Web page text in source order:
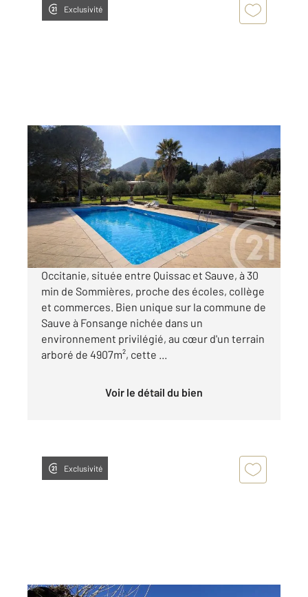
Exclusivité
SAUVE 30
200,92 m2, 8 pièces
Ref : 13607
Maison à vendre
990 000 €
Visiter le site dédié
Occitanie, située entre Quissac et Sauve, à 30
min de Sommières, proche des écoles, collège
et commerces. Bien unique sur la commune de
Sauve à Fonsange nichée dans un
environnement privilégié, au cœur d'un terrain
arboré de 4907m², cette ...
Voir le détail du bien
Exclusivité